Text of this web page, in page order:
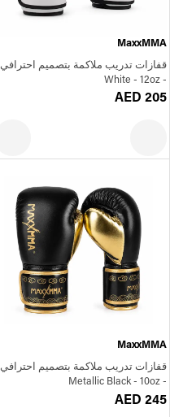
MaxxMMA
قفازات تدريب ملاكمة بتصميم احترافي
- White - 12oz
AED 205
MaxxMMA
قفازات تدريب ملاكمة بتصميم احترافي
- Metallic Black - 10oz
AED 245